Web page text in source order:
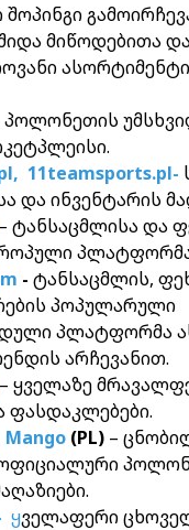
წამყვან
პირდაპირ
ჩვენ
დიდი ბრიტანეთი
ჩინეთი
პოლონეთი
იტალია
საკურიერო 🚗
მიწოდებითა
პოლონეთის
11teamsports.pl-
და ინვენტარის
– ტანსაცმლისა და
- ტანსაცმლის,
პოპულარული
პლატფორმა
არჩევანით.
– ყველაზე
ფასდაკლებები.
Mango (PL)–
ყველაფერი